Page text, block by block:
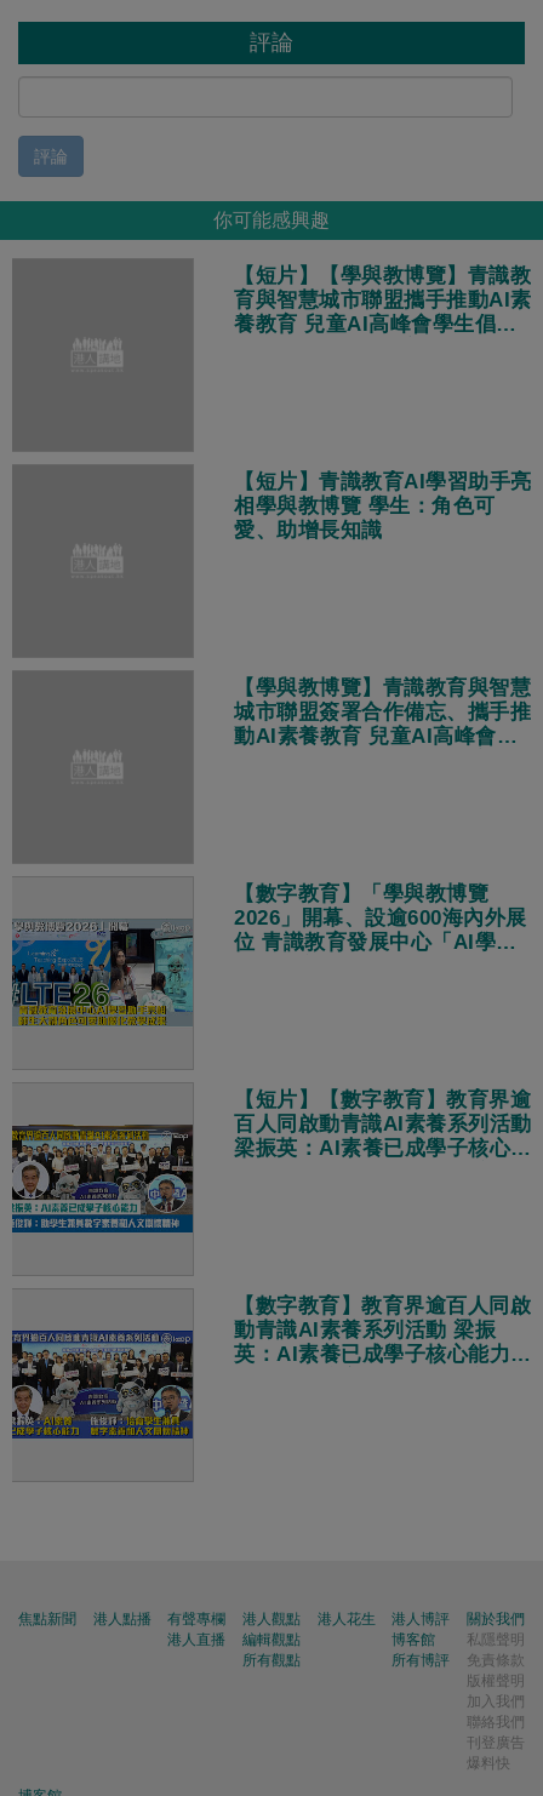
評論
評論
你可能感興趣
【短片】【學與教博覽】青識教
育與智慧城市聯盟攜手推動AI素
養教育 兒童AI高峰會學生倡跨
【短片】青識教育AI學習助手亮
相學與教博覽 學生：角色可
愛、助增長知識
【學與教博覽】青識教育與智慧
城市聯盟簽署合作備忘、攜手推
動AI素養教育 兒童AI高峰會上
【數字教育】「學與教博覽
2026」開幕、設逾600海內外展
位 青識教育發展中心「AI學習
【短片】【數字教育】教育界逾
百人同啟動青識AI素養系列活動
梁振英：AI素養已成學子核心能
【數字教育】教育界逾百人同啟
動青識AI素養系列活動 梁振
英：AI素養已成學子核心能力
焦點新聞 港人點播
有聲專欄
港人直播
港人觀點
編輯觀點
所有觀點
港人花生
港人博評
博客館
所有博評
關於我們
私隱聲明
免責條款
版權聲明
加入我們
聯絡我們
刊登廣告
爆料快